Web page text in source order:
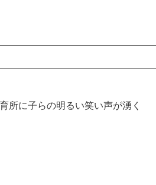
に子らの明るい笑い声が湧く